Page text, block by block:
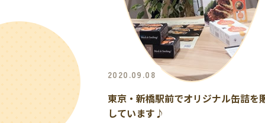
2020.09.08
東京・新橋駅前でオリジナル缶詰を
しています♪